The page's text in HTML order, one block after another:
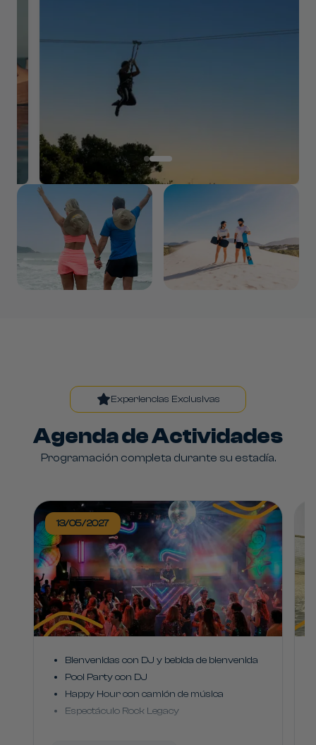
Experiencias Exclusivas
Agenda de Actividades
Programación completa durante su estadía.
13/05/2027
Bienvenidas con DJ y bebida de bienvenida
Pool Party con DJ
Happy Hour con camión de música
Espectáculo Rock Legacy